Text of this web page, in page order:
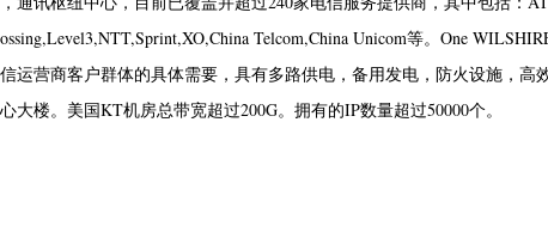
Telcom,China Unicom等。One
运营商客户群体的具体需要，具有多路供电，备用发电，防火设施，高
大楼。美国KT机房总带宽超过200G。拥有的IP数量超过50000个。